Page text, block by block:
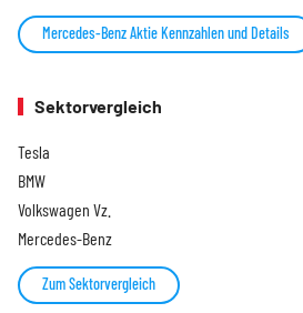
Mercedes-Benz Aktie Kennzahlen und Details
Sektorvergleich
Tesla
BMW
Volkswagen Vz.
Mercedes-Benz
Zum Sektorvergleich